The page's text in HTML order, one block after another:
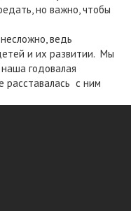
но важно, чтобы
ведь
и их развитии. Мы
годовалая
расставалась с ним